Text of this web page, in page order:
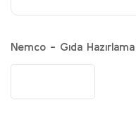
Nemco - Gıda